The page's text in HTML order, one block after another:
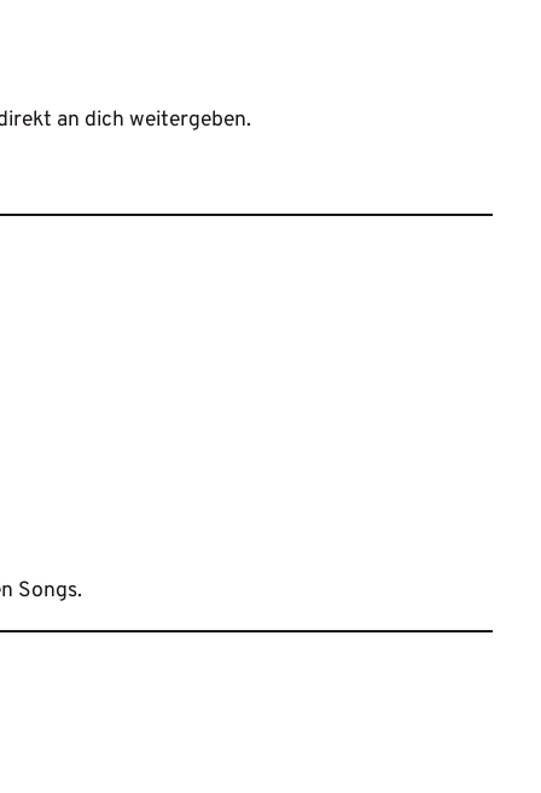
an dich weitergeben.
Songs.